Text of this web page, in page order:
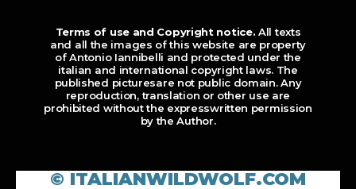
Terms of use and Copyright notice. All texts
and all the images of this website are property
of Antonio Iannibelli and protected under the
italian and international copyright laws. The
published picturesare not public domain. Any
reproduction, translation or other use are
prohibited without the expresswritten permission
by the Author.
© ITALIANWILDWOLF.COM